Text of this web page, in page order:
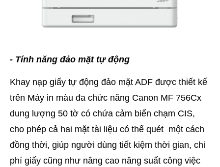
- Tính năng đảo mặt tự động
Khay nạp giấy tự động đảo mặt ADF được thiết kế
trên Máy in màu đa chức năng Canon MF 756Cx
dung lượng 50 tờ có chứa cảm biến chạm CIS,
cho phép cả hai mặt tài liệu có thể quét một cách
đồng thời, giúp người dùng tiết kiệm thời gian, chi
phí giấy cũng như nâng cao năng suất công việc